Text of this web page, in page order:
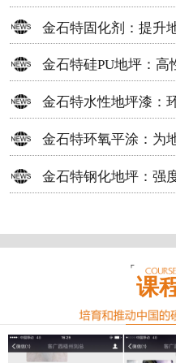
金石特固化剂：提升
金石特硅PU地坪：高
金石特水性地坪漆：
金石特环氧平涂：为
金石特钢化地坪：强
课